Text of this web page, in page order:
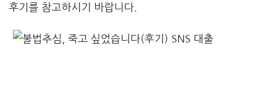
후기를 참고하시기 바랍니다.